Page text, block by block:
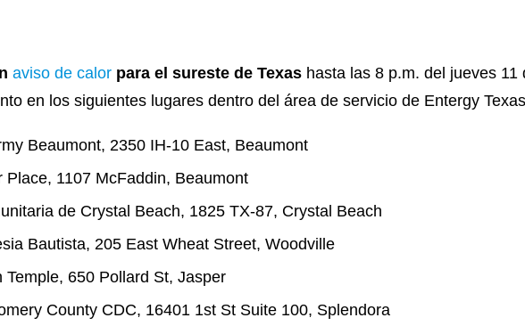
aviso de calorpara el sureste de Texashasta las 8 p.m. del jueves 11
en los siguientes lugares dentro del área de servicio de Entergy
Beaumont, 2350 IH-10 East, Beaumont
Place, 1107 McFaddin, Beaumont
de Crystal Beach, 1825 TX-87, Crystal Beach
Bautista, 205 East Wheat Street, Woodville
Temple, 650 Pollard St, Jasper
County CDC, 16401 1st St Suite 100, Splendora